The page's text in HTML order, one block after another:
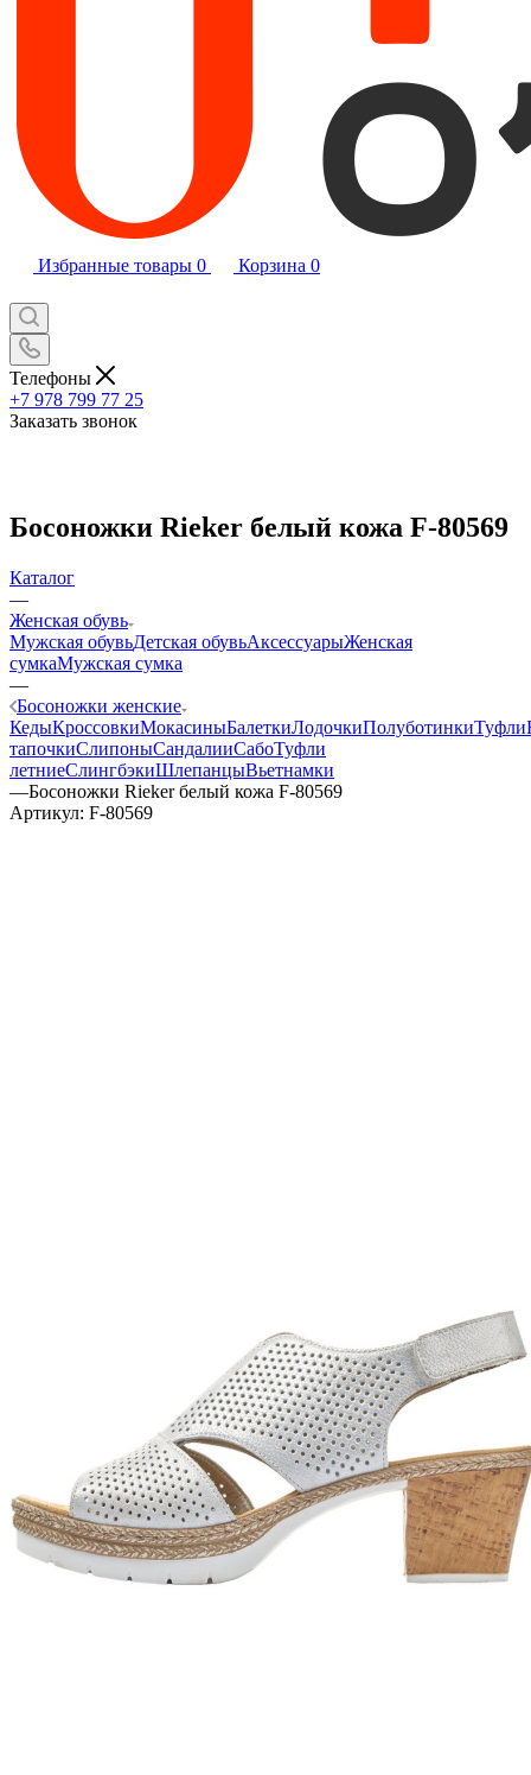
Избранные товары 0 Корзина 0
Телефоны
+7 978 799 77 25
Заказать звонок
Босоножки Rieker белый кожа F-80569
Каталог
—
Женская обувь
Мужская обувьДетская обувьАксессуарыЖенская
сумкаМужская сумка
—
Босоножки женские
КедыКроссовкиМокасиныБалеткиЛодочкиПолуботинкиТуфли
тапочкиСлипоныСандалииСабоТуфли
летниеСлингбэкиШлепанцыВьетнамки
—Босоножки Rieker белый кожа F-80569
Артикул: F-80569